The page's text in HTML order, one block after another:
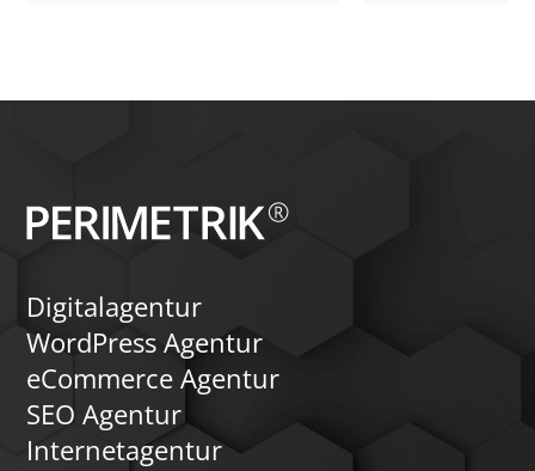
Digitalagentur
WordPress Agentur
eCommerce Agentur
SEO Agentur
Internetagentur